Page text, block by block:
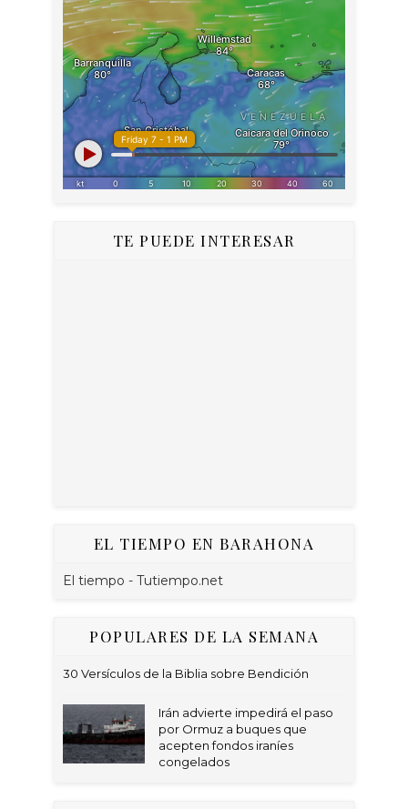
TE PUEDE INTERESAR
EL TIEMPO EN BARAHONA
El tiempo - Tutiempo.net
POPULARES DE LA SEMANA
30 Versículos de la Biblia sobre Bendición
Irán advierte impedirá el paso
por Ormuz a buques que
acepten fondos iraníes
congelados